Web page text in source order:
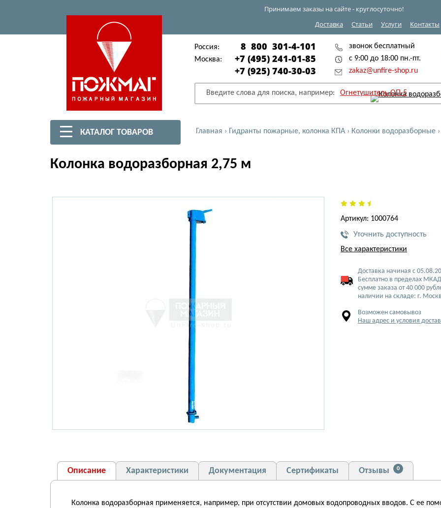
Принимаем заказы на сайте - круглосуточно!
Доставка
Статьи Услуги Контакты
Россия: 8 800 301-4-101
Москва:
+7 (495) 241-01-85
+7 (925) 740-30-03
звонок бесплатный
с 9:00 до 18:00 пн.-пт.
zakaz@unfire-shop.ru
Введите слова для поиска, например: Огнетушитель ОП-5
КАТАЛОГ ТОВАРОВ Главная › Гидранты пожарные, колонка КПА › Колонки водоразборные ›
Колонка водоразборная 2,75 м
Артикул: 1000764
Уточнить доступность
Все характеристики
Доставка начиная с
Бесплатно в пределах
сумме заказа от 40 000
наличии на складе: г.
Возможен самовывоз
Наш адрес и условия
Описание Характеристики Документация Сертификаты Отзывы 0
Колонка водоразборная применяется, например, при отсутствии домовых водопроводных вводов. С ее